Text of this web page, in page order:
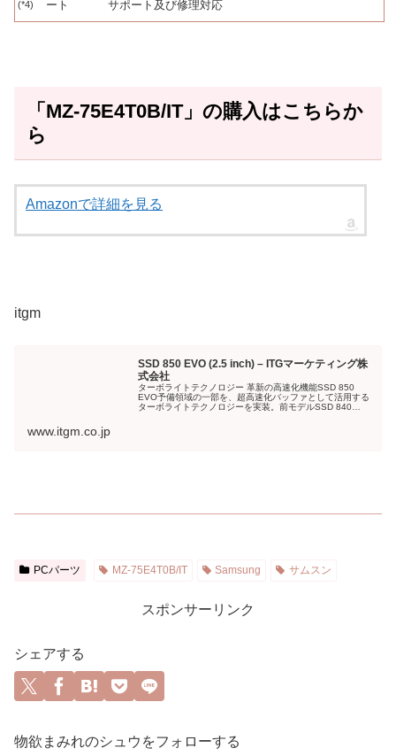
(*4) ート サポート及び修理対応
「MZ-75E4T0B/IT」の購入はこちらか
ら
Amazonで詳細を見る
itgm
SSD 850 EVO (2.5 inch) – ITGマーケティング株
式会社
ターボライトテクノロジー 革新の高速化機能SSD 850
EVO予備領域の一部を、超高速化バッファとして活用する
ターボライトテクノロジーを実装。前モデルSSD 840
www.itgm.co.jp
PCパーツ MZ-75E4T0B/IT Samsung サムスン
スポンサーリンク
シェアする
物欲まみれのシュウをフォローする